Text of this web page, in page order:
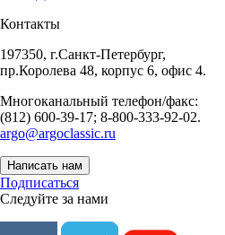
Контакты
197350, г.Санкт-Петербург,
пр.Королева 48, корпус 6, офис 4.
Многоканальный телефон/факс:
(812) 600-39-17; 8-800-333-92-02.
argo@argoclassic.ru
Написать нам
Подписаться
Следуйте за нами